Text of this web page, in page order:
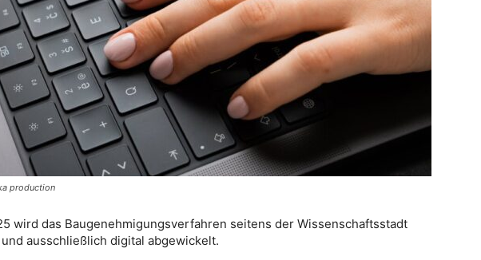
production
wird das Baugenehmigungsverfahren seitens der Wissenschaftsstadt
ausschließlich digital abgewickelt.